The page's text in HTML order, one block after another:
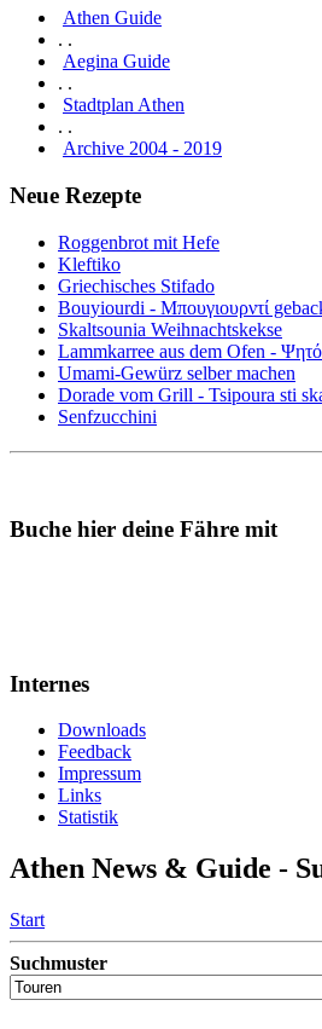
Athen Guide
. .
Aegina Guide
. .
Stadtplan Athen
. .
Archive 2004 - 2019
Neue Rezepte
Roggenbrot mit Hefe
Kleftiko
Griechisches Stifado
Bouyiourdi - Μπουγιουρντί
Skaltsounia Weihnachtskekse
Lammkarree aus dem Ofen -
Umami-Gewürz selber machen
Dorade vom Grill - Tsipoura sti
Senfzucchini
Buche hier deine Fähre mit
Internes
Downloads
Feedback
Impressum
Links
Statistik
Athen News & Guide -
Start
Suchmuster